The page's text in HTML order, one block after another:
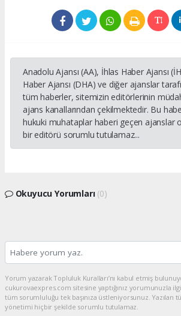
Anadolu Ajansı (AA), İhlas Haber Ajansı
Haber Ajansı (DHA) ve diğer ajanslar
tüm haberler, sitemizin editörlerinin
ajans kanallarından çekilmektedir. Bu
hukuki muhataplar haberi geçen ajanslar
bir editörü sorumlu tutulamaz...
Okuyucu Yorumları (0)
Yorum yazarak Topluluk Kuralları’nı kabul etmiş
cukurovaexpres.com sitesine yaptığınız yorumunuzla
tüm sorumluluğu tek başınıza üstleniyorsunuz. Yazılan
yönetimi hiçbir şekilde sorumlu tutulamaz.